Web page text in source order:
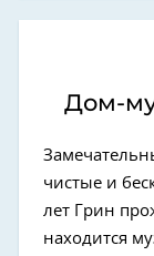
Дом-
чистые и
лет Грин
находится